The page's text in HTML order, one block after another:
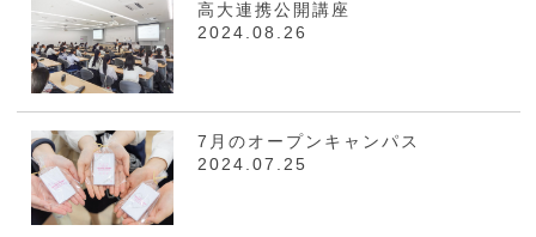
高大連携公開講座
2024.08.26
7月のオープンキャンパス
2024.07.25